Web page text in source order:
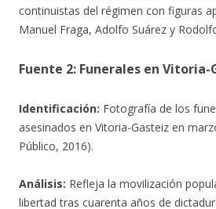
continuistas del régimen con figuras
Manuel Fraga, Adolfo Suárez y
Fuente 2: Funerales en Vitoria-
Identificación: Fotografía de los
asesinados en Vitoria-Gasteiz en
Público, 2016).
Análisis: Refleja la movilización
libertad tras cuarenta años de